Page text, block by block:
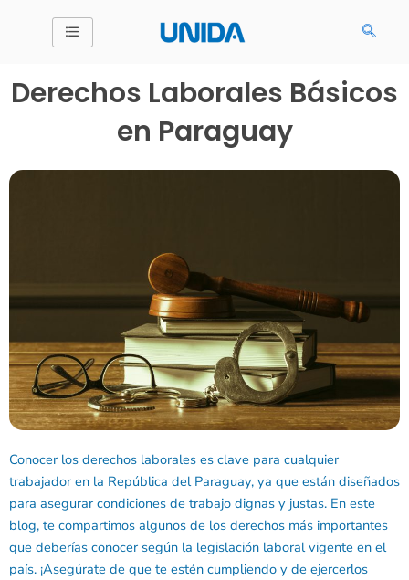
Derechos Laborales Básicos
en Paraguay
Conocer los derechos laborales es clave para cualquier
trabajador en la República del Paraguay, ya que están diseñados
para asegurar condiciones de trabajo dignas y justas. En este
blog, te compartimos algunos de los derechos más importantes
que deberías conocer según la legislación laboral vigente en el
país. ¡Asegúrate de que te estén cumpliendo y de ejercerlos